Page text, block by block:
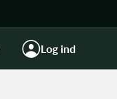
Log ind